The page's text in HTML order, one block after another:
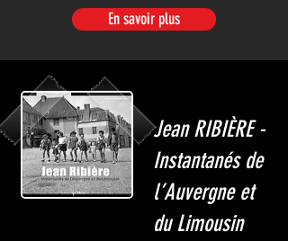
En savoir plus
Jean RIBIÈRE -
Instantanés de
l’Auvergne et
du Limousin